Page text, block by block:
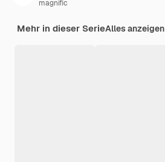
magnific
Mehr in dieser SerieAlles anzeigen